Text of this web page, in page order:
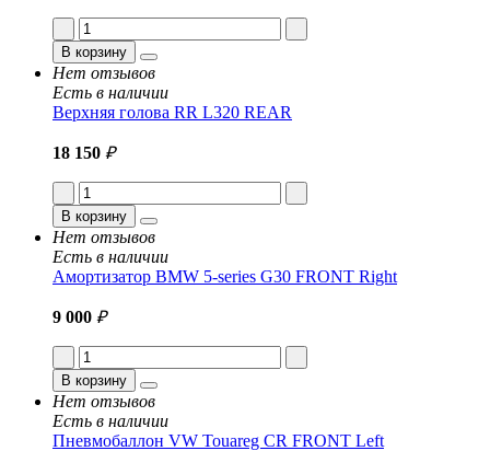
В корзину
Нет отзывов
Есть в наличии
Верхняя голова RR L320 REAR
18 150 ₽
В корзину
Нет отзывов
Есть в наличии
Амортизатор BMW 5-series G30 FRONT Right
9 000 ₽
В корзину
Нет отзывов
Есть в наличии
Пневмобаллон VW Touareg CR FRONT Left